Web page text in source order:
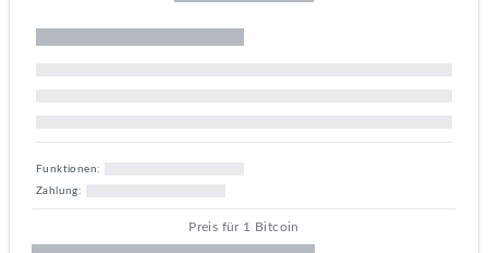
Funktionen:
Zahlung:
Preis für 1 Bitcoin